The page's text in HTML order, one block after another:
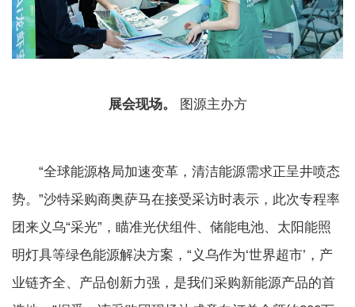
展会现场。 图源主办方
“全球能源格局加速变革，清洁能源需求正呈井喷态
势。”沙特采购商奥萨马在接受采访时表示，此次专程率
团来义乌“采光”，瞄准光伏组件、储能电池、太阳能照
明灯具等绿色能源解决方案，“义乌作为‘世界超市’，产
业链齐全、产品创新力强，是我们采购新能源产品的首